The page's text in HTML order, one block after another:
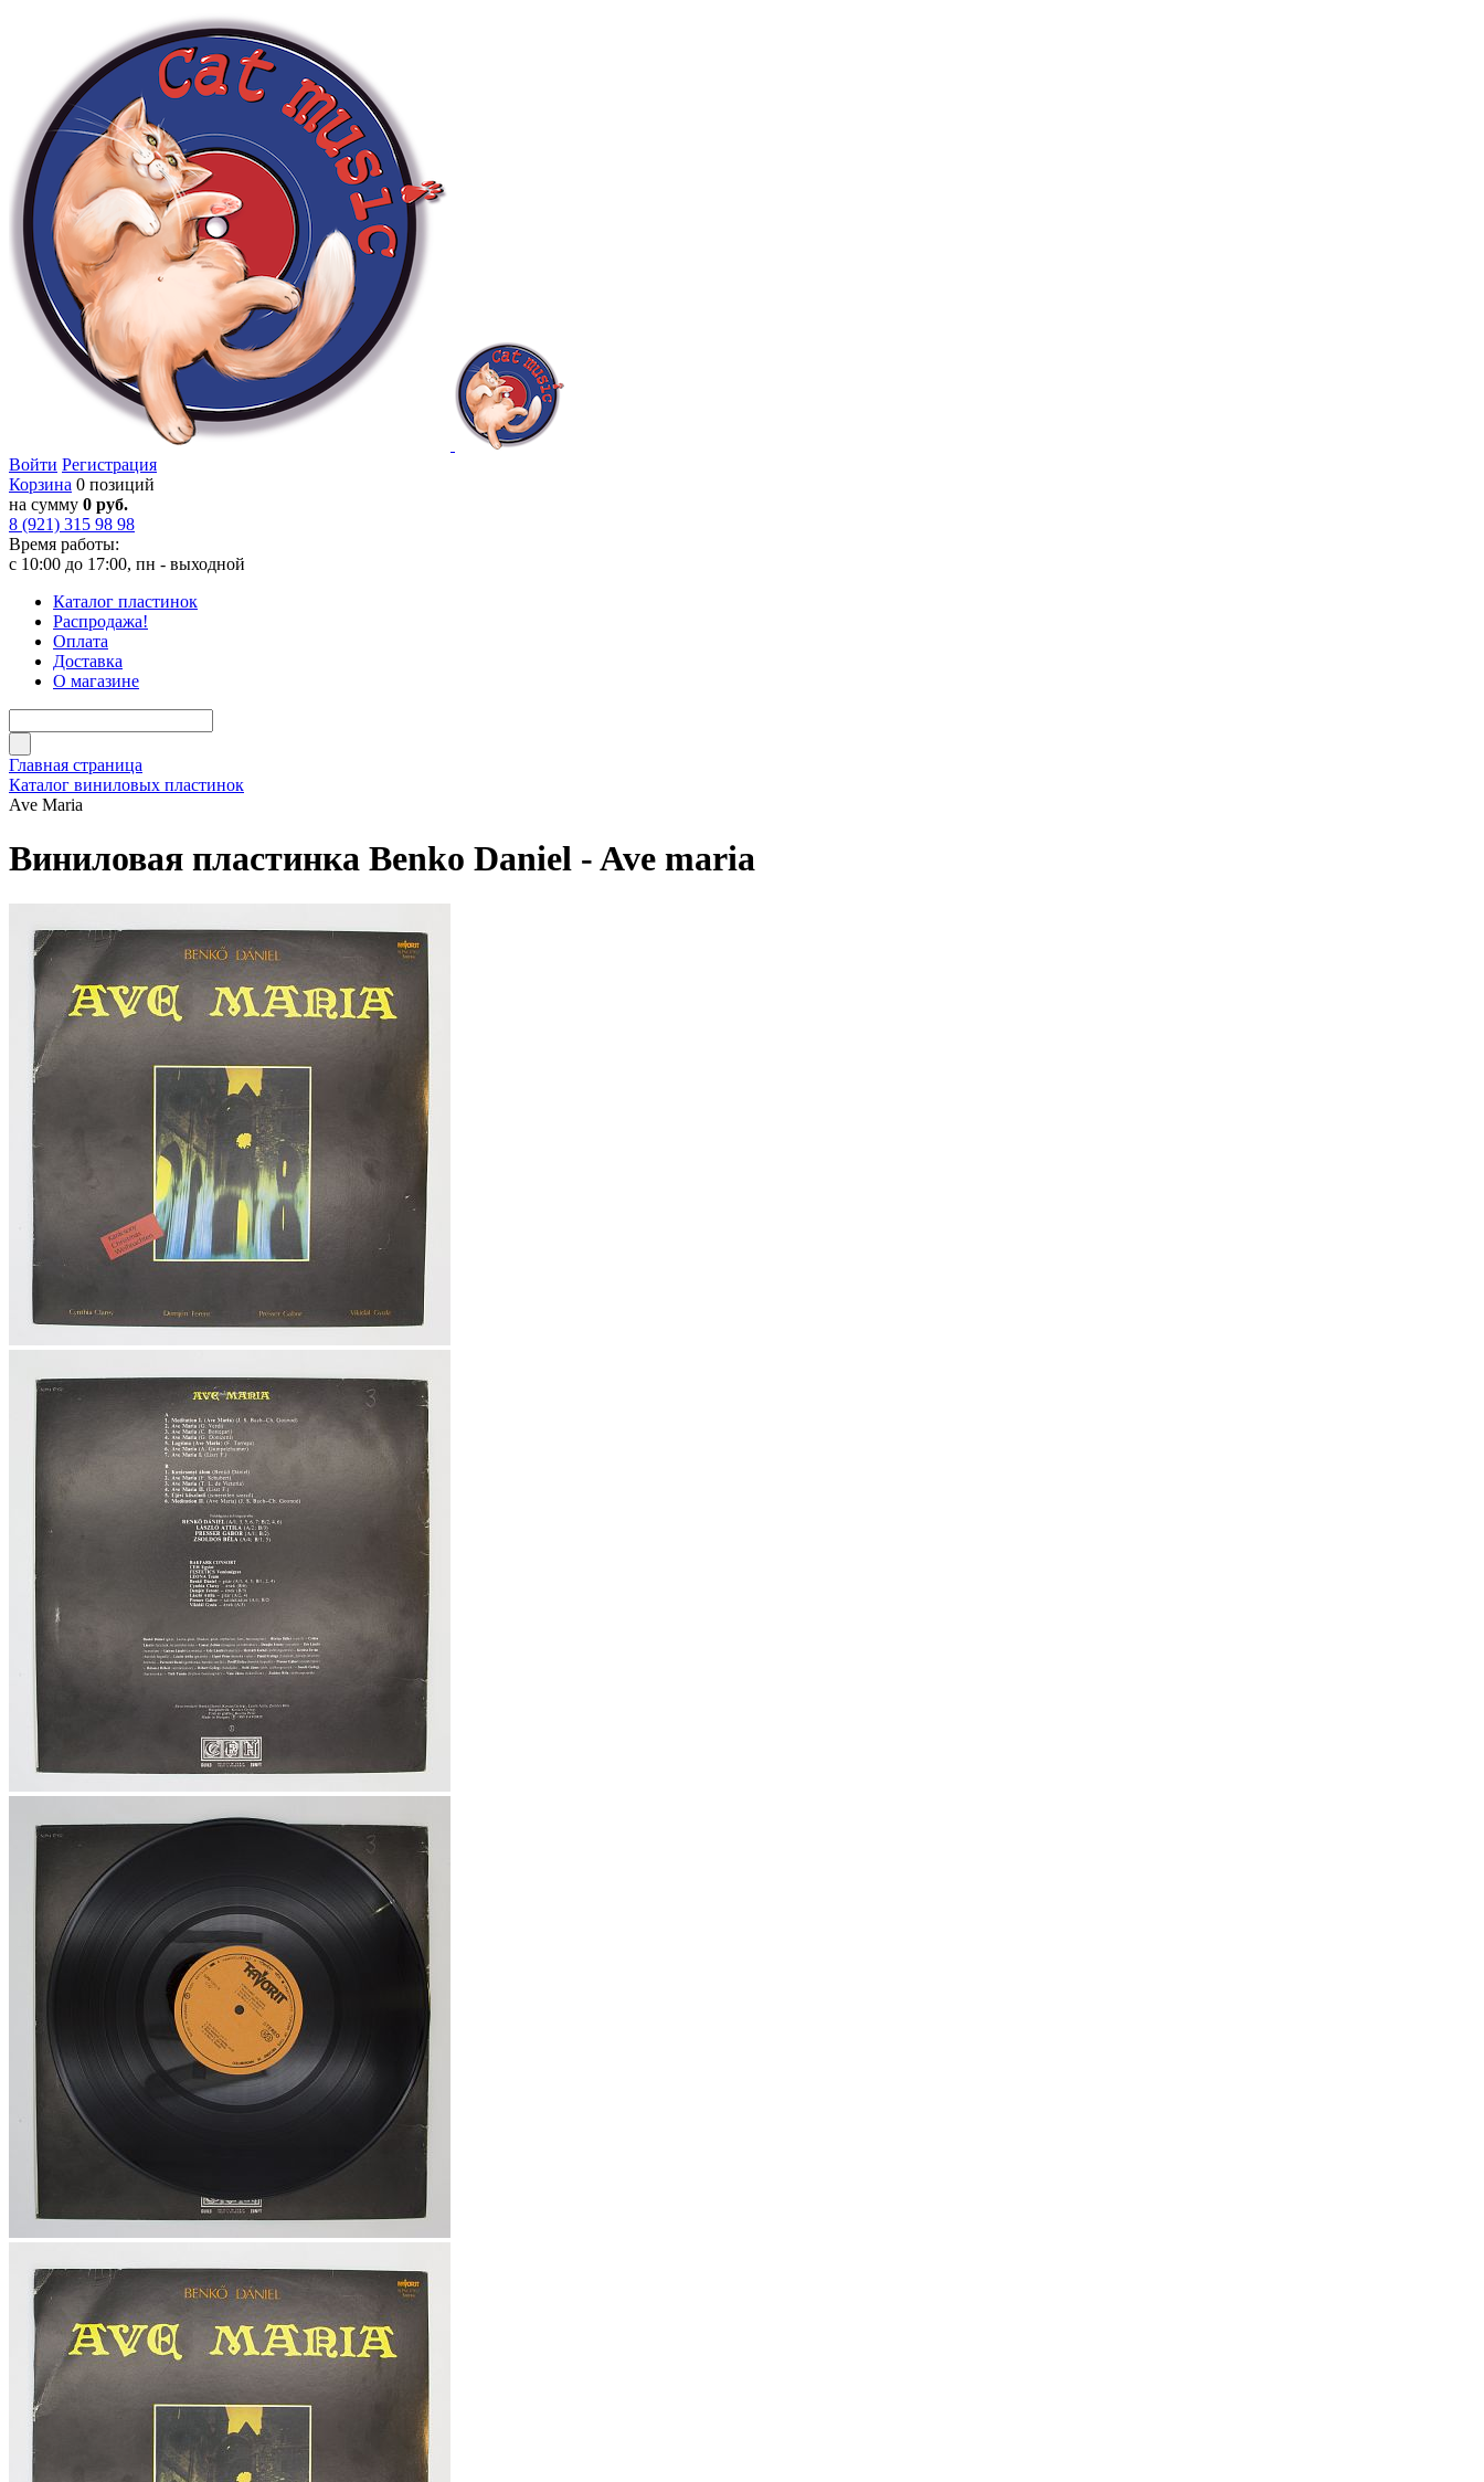
Войти Регистрация
Корзина 0 позиций
на сумму 0 руб.
8 (921) 315 98 98
Время работы:
с 10:00 до 17:00, пн - выходной
Каталог пластинок
Распродажа!
Оплата
Доставка
О магазине
Главная страница
Каталог виниловых пластинок
Ave Maria
Виниловая пластинка Benko Daniel - Ave maria